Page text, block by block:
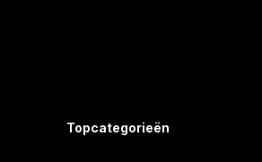
Topcategorieën